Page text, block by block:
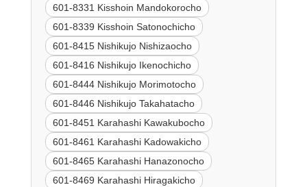
601-8331 Kisshoin Mandokorocho
601-8339 Kisshoin Satonochicho
601-8415 Nishikujo Nishizaocho
601-8416 Nishikujo Ikenochicho
601-8444 Nishikujo Morimotocho
601-8446 Nishikujo Takahatacho
601-8451 Karahashi Kawakubocho
601-8461 Karahashi Kadowakicho
601-8465 Karahashi Hanazonocho
601-8469 Karahashi Hiragakicho